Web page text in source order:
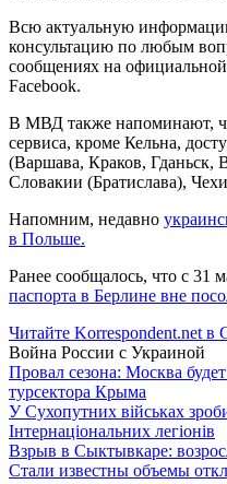
Всю актуальную
консультацию по любым
сообщениях на
Facebook.
В МВД также напоминают,
сервиса, кроме Кельна,
(Варшава, Краков, Гданьск,
Словакии (Братислава),
Напомним, недавно
в Польше.
Ранее сообщалось, что с 31
паспорта в Берлине вне
Читайте Korrespondent.net в
Война России с Украиной
Провал сезона: Москва
турсектора Крыма
У Сухопутних військах
Інтернаціональних легіонів
Взрыв в Сыктывкаре:
Стали известны объемы